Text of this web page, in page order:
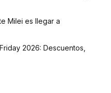
Milei es llegar a
2026: Descuentos,